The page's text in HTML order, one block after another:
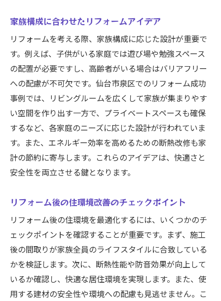
家族構成に合わせたリフォームアイデア
リフォームを考える際、家族構成に応じた設計が重要で
す。例えば、子供がいる家庭では遊び場や勉強スペース
の配置が必要ですし、高齢者がいる場合はバリアフリー
への配慮が不可欠です。仙台市泉区でのリフォーム成功
事例では、リビングルームを広くして家族が集まりやす
い空間を作り出す一方で、プライベートスペースも確保
するなど、各家庭のニーズに応じた設計が行われていま
す。また、エネルギー効率を高めるための断熱改修も家
計の節約に寄与します。これらのアイデアは、快適さと
安全性を両立させる鍵となります。
リフォーム後の住環境改善のチェックポイント
リフォーム後の住環境を最適化するには、いくつかのチ
ェックポイントを確認することが重要です。まず、施工
後の間取りが家族全員のライフスタイルに合致している
かを検証します。次に、断熱性能や防音効果が向上して
いるか確認し、快適な居住環境を実現します。また、使
用する建材の安全性や環境への配慮も見逃せません。こ